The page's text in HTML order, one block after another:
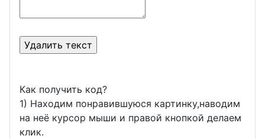
Как получить код?
1) Находим понравившуюся картинку,наводим
на неё курсор мыши и правой кнопкой делаем
клик.